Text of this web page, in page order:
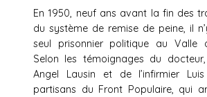
En 1950, neuf ans avant la fin des
du système de remise de peine, il
seul prisonnier politique au Valle
Selon les témoignages du
Angel Lausin et de l’infirmier
partisans du Front Populaire, qui